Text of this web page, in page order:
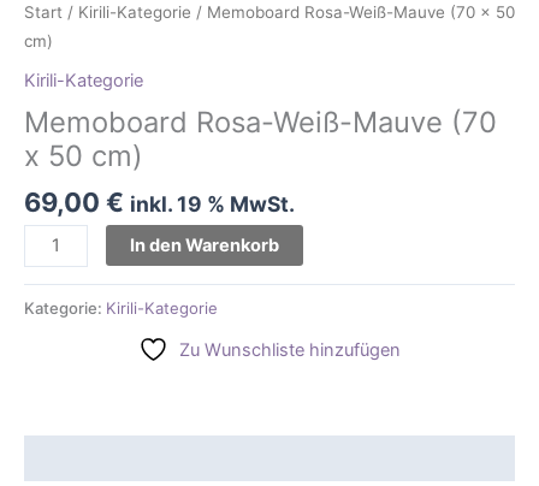
Start / Kirili-Kategorie / Memoboard Rosa-Weiß-Mauve (70 x 50
cm)
Kirili-Kategorie
Memoboard Rosa-Weiß-Mauve (70
x 50 cm)
69,00 € inkl. 19 % MwSt.
In den Warenkorb
Kategorie: Kirili-Kategorie
Zu Wunschliste hinzufügen